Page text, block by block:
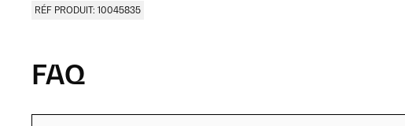
RÉF PRODUIT: 10045835
FAQ